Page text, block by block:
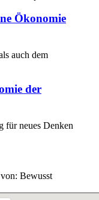
Ökonomie
auch dem
der
für neues Denken
Bewusst